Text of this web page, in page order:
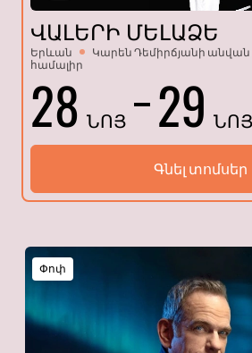
ՎԱԼԵՐԻ ՄԵԼԱՁԵ
Երևան
Կարեն Դեմիրճյանի
համալիր
28 ՆՈՅ 29 ՆՈՅ
Գնել տոմսեր
Փոփ